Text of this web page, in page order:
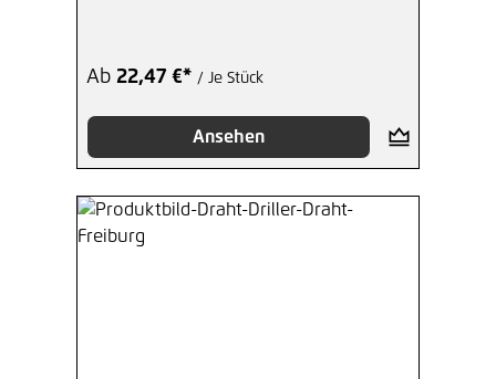
Ab 22,47 €* / Je Stück
Ansehen